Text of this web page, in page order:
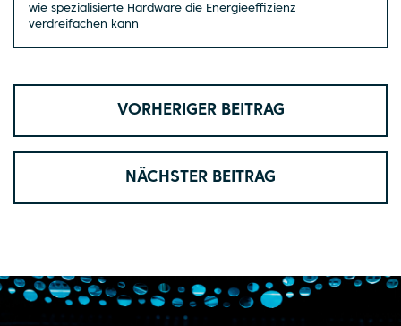
wie spezialisierte Hardware die Energieeffizienz
verdreifachen kann
VORHERIGER BEITRAG
NÄCHSTER BEITRAG